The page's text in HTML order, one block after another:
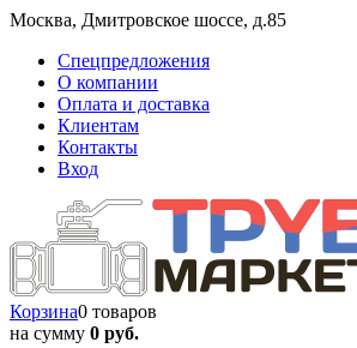
Москва, Дмитровское шоссе, д.85
Спецпредложения
О компании
Оплата и доставка
Клиентам
Контакты
Вход
Корзина0 товаров
на сумму 0 руб.